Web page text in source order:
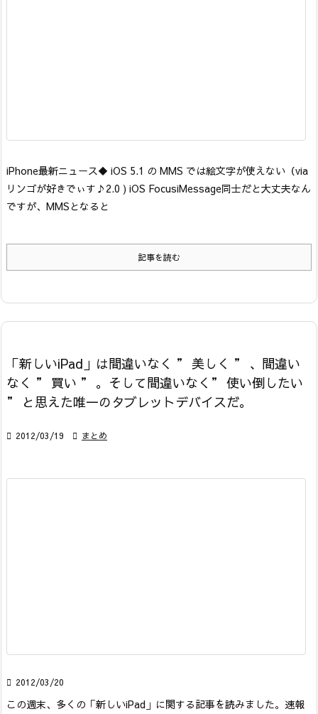
iPhone最新ニュース◆ iOS 5.1 の MMS では絵文字が使えない （via
リンゴが好きでぃす♪2.0 ) iOS FocusiMessage同士だと大丈夫なん
ですが、MMSとなると
記事を読む
「新しいiPad」は間違いなく ” 美しく ” 、間違い
なく ” 買い ” 。そして間違いなく” 使い倒したい
” と思えた唯一のタブレットデバイスだ。
 2012/03/19  まとめ
 2012/03/20
この週末、多くの「新しいiPad」に関する記事を読みました。 速報